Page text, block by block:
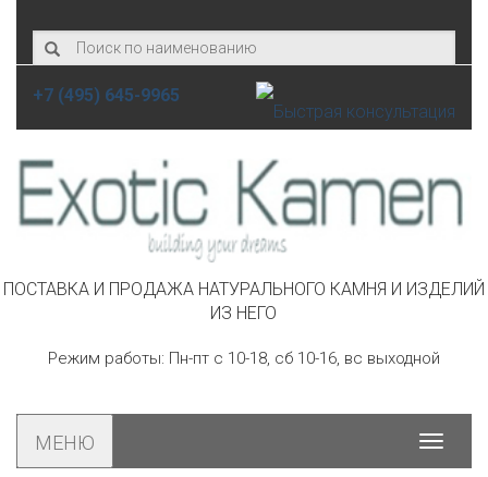
+7 (495) 645-9965
ПОСТАВКА И ПРОДАЖА НАТУРАЛЬНОГО КАМНЯ И ИЗДЕЛИЙ
ИЗ НЕГО
Режим работы: Пн-пт с 10-18, сб 10-16, вс выходной
Toggle
МЕНЮ